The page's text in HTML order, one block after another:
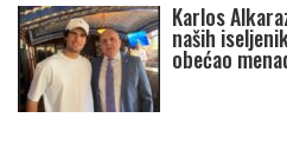
Karlos
naših
obećao